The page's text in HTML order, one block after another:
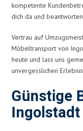
kompetente
dich da und
Vertrau auf
Möbeltransport von
heute und lass uns
unvergesslichen
Günstige